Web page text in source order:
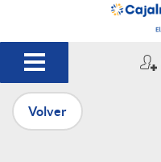
Saltar al contenido principal
Volver